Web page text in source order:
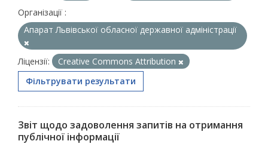
Організації :
Апарат Львівської обласної державної адміністрації
Ліцензії:
Creative Commons Attribution
Фільтрувати результати
Звіт щодо задоволення запитів на отримання
публічної інформації